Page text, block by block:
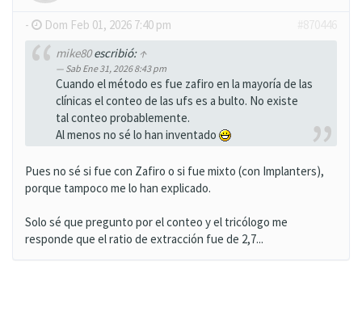
- Dom Feb 01, 2026 7:40 pm
mike80escribió: ↑
Sab Ene 31, 2026 8:43 pm
Cuando el método es fue zafiro en la mayoría de las
clínicas el conteo de las ufs es a bulto. No existe
tal conteo probablemente.
Al menos no sé lo han inventado
Pues no sé si fue con Zafiro o si fue mixto (con Implanters),
porque tampoco me lo han explicado.
Solo sé que pregunto por el conteo y el tricólogo me
responde que el ratio de extracción fue de 2,7...